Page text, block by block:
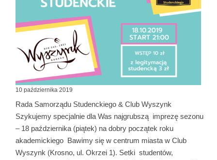
10 października 2019
Rada Samorządu Studenckiego & Club Wyszynk
Szykujemy specjalnie dla Was najgrubszą imprezę sezonu
– 18 października (piątek) na dobry początek roku
akademickiego Bawimy się w centrum miasta w Club
Wyszynk (Krosno, ul. Okrzei 1). Setki studentów,